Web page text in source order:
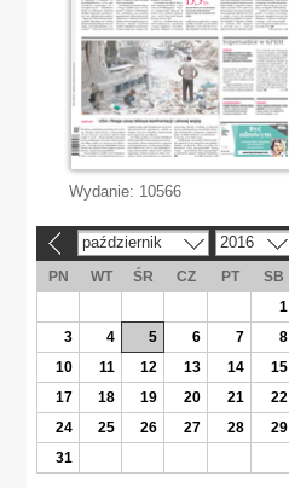
Wydanie: 10566
październik 2016
PN WT ŚR CZ PT SB
1
3
4 5 6 7 8
10
11 12 13 14 15
17
18 19 20 21 22
24
25 26 27 28 29
31